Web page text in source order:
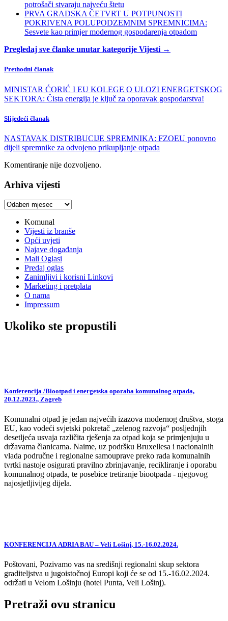
potrošači stvaraju najveću štetu
PRVA GRADSKA ČETVRT U POTPUNOSTI
POKRIVENA POLUPODZEMNIM SPREMNICIMA:
Sesvete kao primjer modernog gospodarenja otpadom
Pregledaj sve članke unutar kategorije Vijesti →
Prethodni članak
MINISTAR ĆORIĆ I EU KOLEGE O ULOZI ENERGETSKOG
SEKTORA: Čista energija je ključ za oporavak gospodarstva!
Slijedeći članak
NASTAVAK DISTRIBUCIJE SPREMNIKA: FZOEU ponovno
dijeli spremnike za odvojeno prikupljanje otpada
Komentiranje nije dozvoljeno.
Arhiva vijesti
Arhiva
Komunal
Vijesti iz branše
Opći uvjeti
Najave događanja
Mali Oglasi
Predaj oglas
Zanimljivi i korisni Linkovi
Marketing i pretplata
O nama
Impressum
Ukoliko ste propustili
Konferencija /Biootpad i energetska oporaba komunalnog otpada,
20.12.2023., Zagreb
Komunalni otpad je jedan najvećih izazova modernog društva, stoga
EU, kao vodeći svjetski pokretač „zelenog razvoja“ posljednjih
desetljeća usvaja različita rješenja za otpad koja se primjenjuju u
državama članicama. Naime, uz podršku Bruxellesa i nacionalnih
vlada područne i regionalne samouprave preko rada komunalnih
tvrtki nastoje osigurati pravilno zbrinjavanje, recikliranje i oporabu
komunalnog otpada, te posebice tretiranje biootpada - njegovog
najosjetljivijeg dijela.
KONFERENCIJA ADRIA BAU – Veli Lošinj, 15.-16.02.2024.
Poštovani, Pozivamo vas na središnji regionalni skup sektora
graditeljstva u jugoistočnoj Europi koji će se od 15.-16.02.2024.
održati u Velom Lošinju (hotel Punta, Veli Lošinj).
Pretraži ovu stranicu